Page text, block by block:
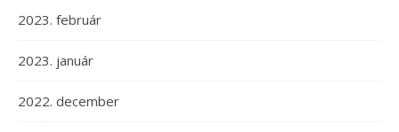
2023. február
2023. január
2022. december